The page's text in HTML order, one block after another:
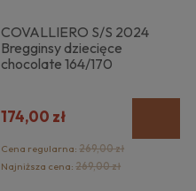
COVALLIERO S/S 2024
Bregginsy dziecięce
chocolate 164/170
174,00 zł
Cena regularna:269,00 zł
Najniższa cena:269,00 zł